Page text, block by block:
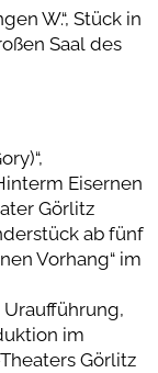
W.“, Stück in
Saal des
Eisernen
Görlitz
ab fünf
Vorhang“ im
Uraufführung,
im
Görlitz